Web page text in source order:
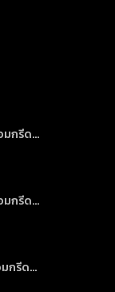
มกรีด...
มกรีด...
กรีด...